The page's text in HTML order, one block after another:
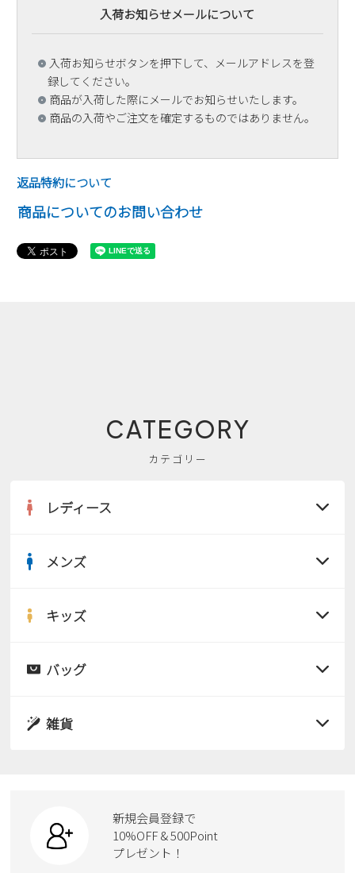
入荷お知らせメールについて
入荷お知らせボタンを押下して、メールアドレスを登
録してください。
商品が入荷した際にメールでお知らせいたします。
商品の入荷やご注文を確定するものではありません。
返品特約について
商品についてのお問い合わせ
CATEGORY
カテゴリー
レディース
サンダル
スニーカー
カジュアルシューズ
ワークシューズ
メンズ
サンダル
ローファー
キッズ
サンダル
スクール
バッグ
ボディバッグ
ハンドバッグ
雑貨
ケア用品
新規会員登録で
10%OFF & 500Point
プレゼント！